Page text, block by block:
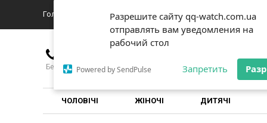
Разрешите сайту qq-watch.com.ua
отправлять вам уведомления на
рабочий стол
Powered by SendPulse Запретить
Разрешите сайту qq-watch.com.ua
отправлять вам уведомления на
рабочий стол
Powered by SendPulse Запретить
Головна Про магазин Доставка Новини Контакты
Безкоштовно для всіх операторів по Україні
ЧОЛОВІЧІ ЖІНОЧІ ДИТЯЧІ